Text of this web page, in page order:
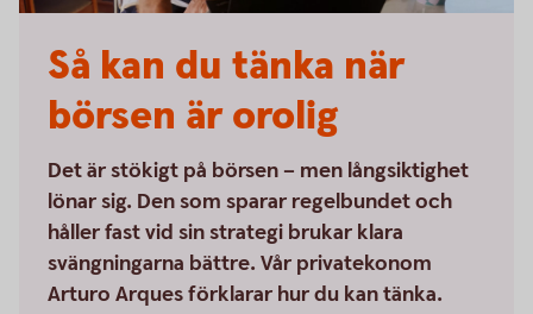
Så kan du tänka när
börsen är orolig
Det är stökigt på börsen – men långsiktighet
lönar sig. Den som sparar regelbundet och
håller fast vid sin strategi brukar klara
svängningarna bättre. Vår privatekonom
Arturo Arques förklarar hur du kan tänka.